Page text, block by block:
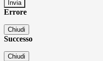
Errore
Chiudi
Successo
Chiudi